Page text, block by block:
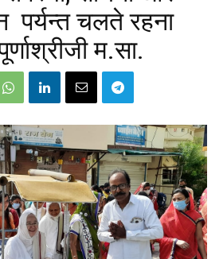
पर्यन्त चलते रहना
म.सा.